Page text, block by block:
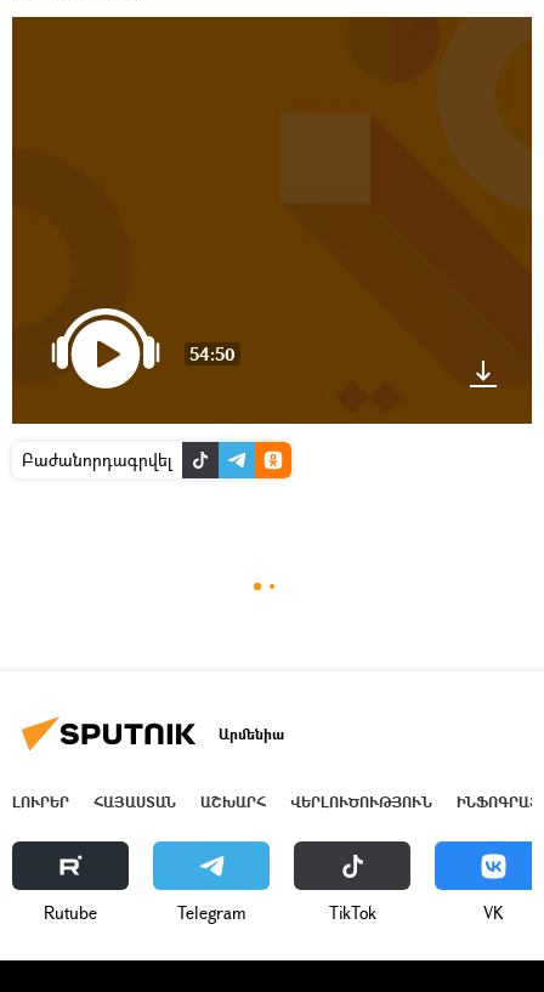
54:50
Բաժանորդագրվել
Արմենիա
ԼՈՒՐԵՐ ՀԱՅԱՍՏԱՆ ԱՇԽԱՐՀ ՎԵՐԼՈՒԾՈՒԹՅՈՒՆ
Rutube Telegram ТikТоk VK